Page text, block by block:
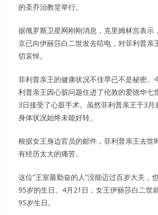
的圣乔治教堂举行。
据俄罗斯卫星网刚刚消息，克里姆林宫表示
京已向伊丽莎白二世发去唁电，对菲利普亲
切哀悼。
菲利普亲王的健康状况不佳早已不是秘密。
利普亲王因心脏问题住进了伦敦的爱德华七
3日接受了心脏手术。虽然菲利普亲王于3月
身体状况始终未能好转。
根据女王身边官员的邮件，菲利普亲王去世
有经历太大的痛苦。
这位“王室最勤奋的人”没能迈过百岁大关，
95岁的生日。4月21日，女王伊丽莎白二世
95岁生日。